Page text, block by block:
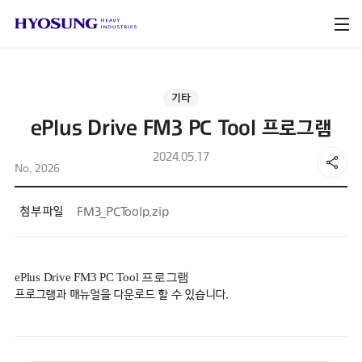
기타
ePlus Drive FM3 PC Tool 프로그램
2024.05.17
No. 2026
첨부파일 FM3_PCToolp.zip
ePlus Drive FM3 PC Tool 프로그램
프로그램과 매뉴얼을 다운로드 할 수 있습니다.